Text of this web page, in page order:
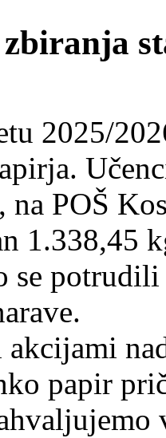
2025/
na POŠ
1.338,45
se
papir